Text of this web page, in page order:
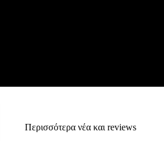
Περισσότερα νέα και reviews